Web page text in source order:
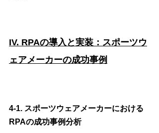
IV. RPAの導入と実装：スポーツウ
ェアメーカーの成功事例
4-1. スポーツウェアメーカーにおける
RPAの成功事例分析